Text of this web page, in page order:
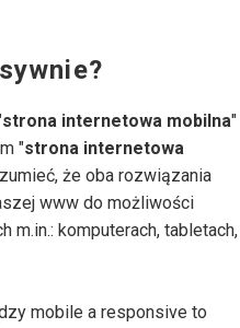
strona internetowa mobilna"
"strona internetowa
że oba rozwiązania
www do możliwości
m.in.: komputerach, tabletach,
mobile a responsive to